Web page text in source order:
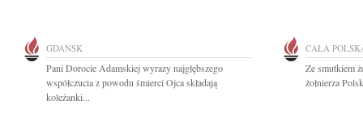
GDAŃSK
Pani Dorocie Adamskiej wyrazy najgłębszego
współczucia z powodu śmierci Ojca składają
koleżanki...
CAŁA
Ze smutkiem
żołnierza